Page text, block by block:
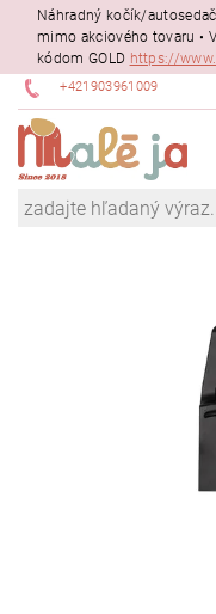
Náhradný kočík/
mimo akciového tovaru •
kódom GOLD https://
+421903961009